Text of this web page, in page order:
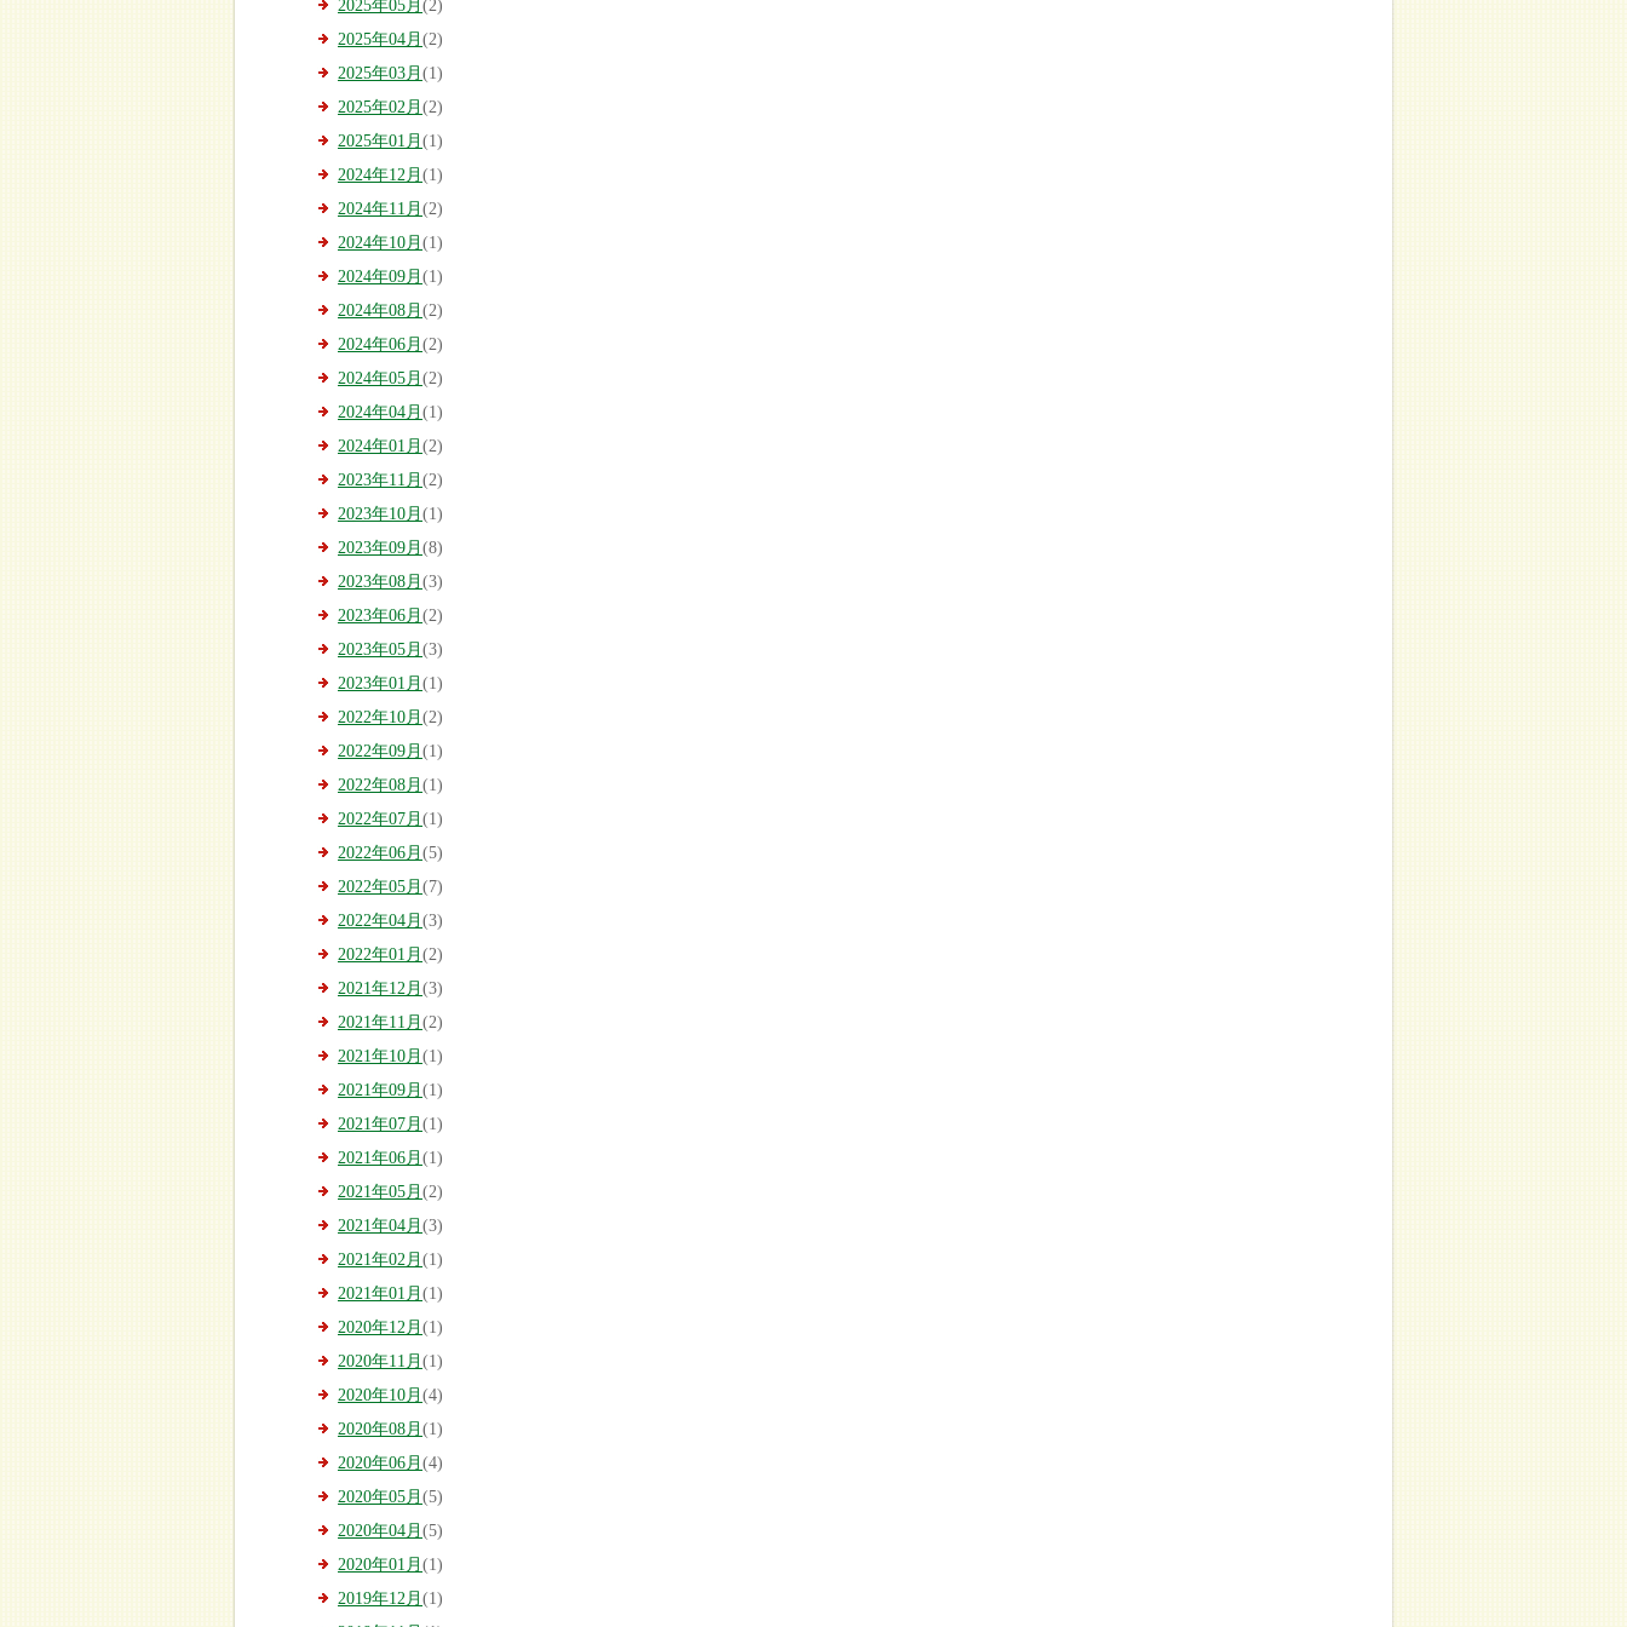
2025年05月 (2)
2025年04月 (2)
2025年03月 (1)
2025年02月 (2)
2025年01月 (1)
2024年12月 (1)
2024年11月 (2)
2024年10月 (1)
2024年09月 (1)
2024年08月 (2)
2024年06月 (2)
2024年05月 (2)
2024年04月 (1)
2024年01月 (2)
2023年11月 (2)
2023年10月 (1)
2023年09月 (8)
2023年08月 (3)
2023年06月 (2)
2023年05月 (3)
2023年01月 (1)
2022年10月 (2)
2022年09月 (1)
2022年08月 (1)
2022年07月 (1)
2022年06月 (5)
2022年05月 (7)
2022年04月 (3)
2022年01月 (2)
2021年12月 (3)
2021年11月 (2)
2021年10月 (1)
2021年09月 (1)
2021年07月 (1)
2021年06月 (1)
2021年05月 (2)
2021年04月 (3)
2021年02月 (1)
2021年01月 (1)
2020年12月 (1)
2020年11月 (1)
2020年10月 (4)
2020年08月 (1)
2020年06月 (4)
2020年05月 (5)
2020年04月 (5)
2020年01月 (1)
2019年12月 (1)